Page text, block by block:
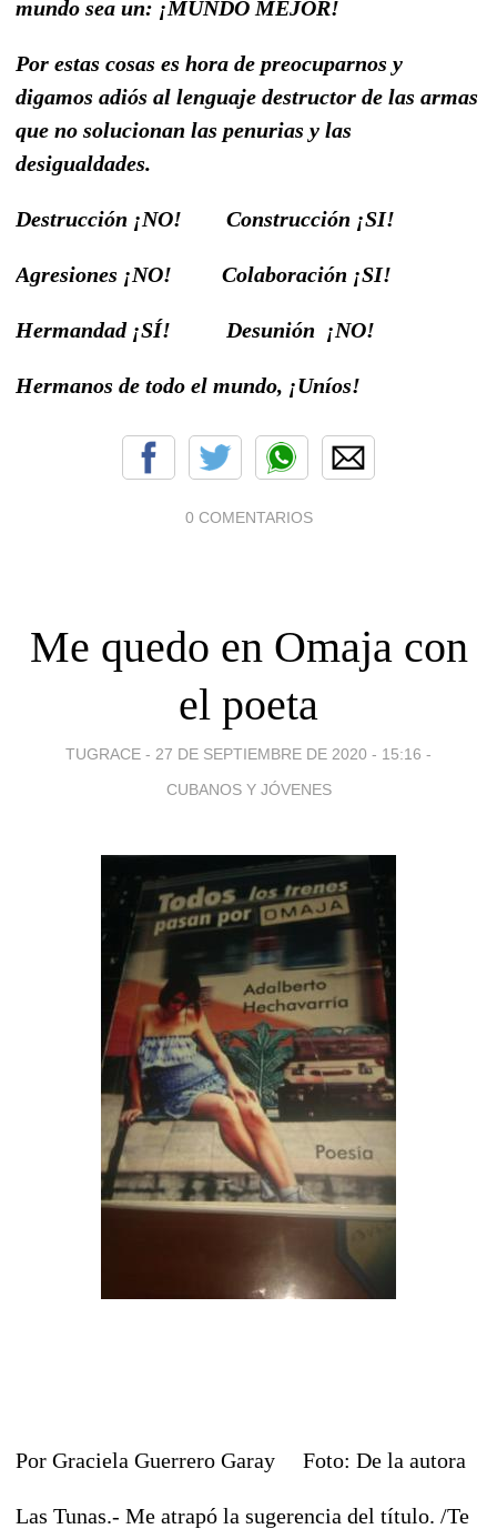
mundo sea un: ¡MUNDO MEJOR!
Por estas cosas es hora de preocuparnos y
digamos adiós al lenguaje destructor de las armas
que no solucionan las penurias y las
desigualdades.
Destrucción ¡NO! Construcción ¡SI!
Agresiones ¡NO! Colaboración ¡SI!
Hermandad ¡SÍ! Desunión ¡NO!
Hermanos de todo el mundo, ¡Uníos!
0 COMENTARIOS
Me quedo en Omaja con
el poeta
TUGRACE - 27 DE SEPTIEMBRE DE 2020 - 15:16 -
CUBANOS Y JÓVENES
Por Graciela Guerrero Garay Foto: De la autora
Las Tunas.- Me atrapó la sugerencia del título. /Te